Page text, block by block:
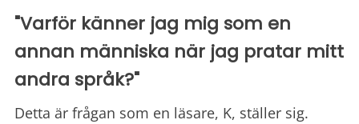
"Varför känner jag mig som en
annan människa när jag pratar mitt
andra språk?"
Detta är frågan som en läsare, K, ställer sig.